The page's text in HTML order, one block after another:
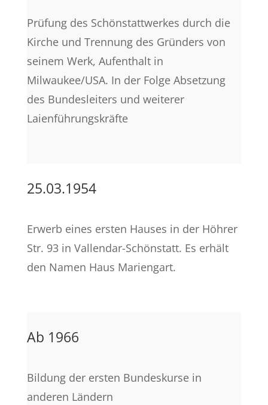
Prüfung des Schönstattwerkes durch die
Kirche und Trennung des Gründers von
seinem Werk, Aufenthalt in
Milwaukee/USA. In der Folge Absetzung
des Bundesleiters und weiterer
Laienführungskräfte
25.03.1954
Erwerb eines ersten Hauses in der Höhrer
Str. 93 in Vallendar-Schönstatt. Es erhält
den Namen Haus Mariengart.
Ab 1966
Bildung der ersten Bundeskurse in
anderen Ländern